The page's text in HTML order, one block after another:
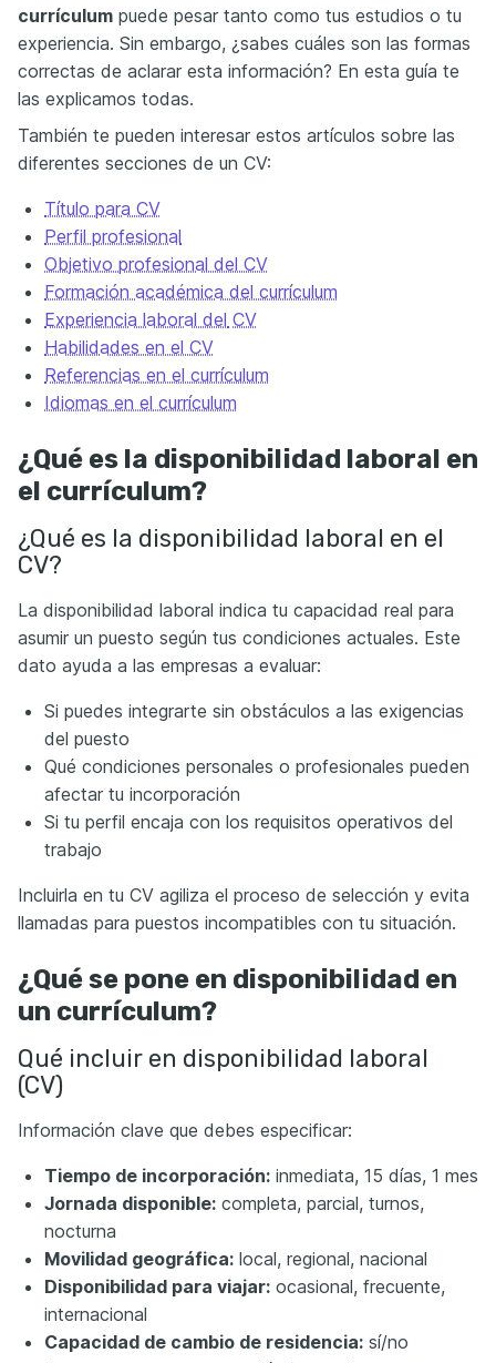
currículum puede pesar tanto como tus estudios o tu
experiencia. Sin embargo, ¿sabes cuáles son las formas
correctas de aclarar esta información? En esta guía te
las explicamos todas.
También te pueden interesar estos artículos sobre las
diferentes secciones de un CV:
Título para CV
Perfil profesional
Objetivo profesional del CV
Formación académica del currículum
Experiencia laboral del CV
Habilidades en el CV
Referencias en el currículum
Idiomas en el currículum
¿Qué es la disponibilidad laboral en
el currículum?
¿Qué es la disponibilidad laboral en el
CV?
La disponibilidad laboral indica tu capacidad real para
asumir un puesto según tus condiciones actuales. Este
dato ayuda a las empresas a evaluar:
Si puedes integrarte sin obstáculos a las exigencias
del puesto
Qué condiciones personales o profesionales pueden
afectar tu incorporación
Si tu perfil encaja con los requisitos operativos del
trabajo
Incluirla en tu CV agiliza el proceso de selección y evita
llamadas para puestos incompatibles con tu situación.
¿Qué se pone en disponibilidad en
un currículum?
Qué incluir en disponibilidad laboral
(CV)
Información clave que debes especificar:
Tiempo de incorporación: inmediata, 15 días, 1 mes
Jornada disponible: completa, parcial, turnos,
nocturna
Movilidad geográfica: local, regional, nacional
Disponibilidad para viajar: ocasional, frecuente,
internacional
Capacidad de cambio de residencia: sí/no